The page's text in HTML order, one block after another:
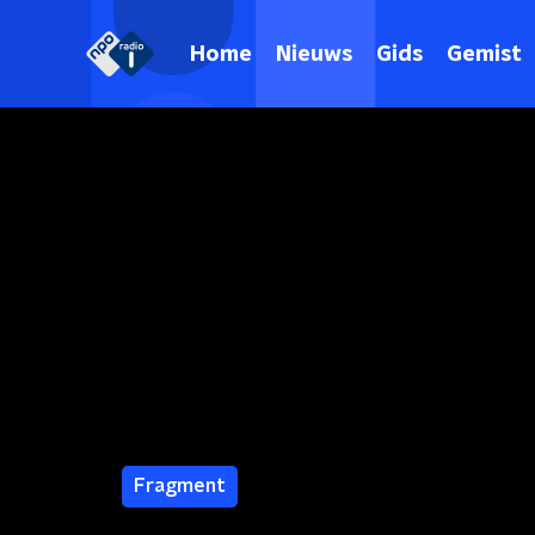
Home Nieuws Gids Gemist
Fragment